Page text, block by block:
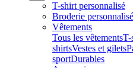
T-shirt personnalisé
Broderie
Vêtements
Tous les vêtementsT-
shirtsVestes et gilets
sportDurables